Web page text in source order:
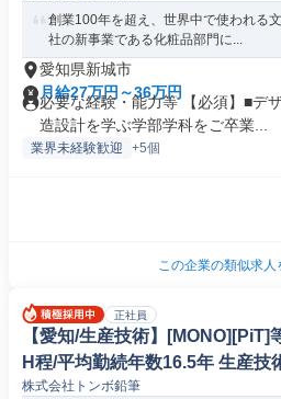
創業100年を超え、世界中で使われる
社の新事業である化粧品部門に...
愛知県新城市
月給27万円～36万円
必要な経験・能力等 【必須】■デ
造設計を学ぶ学部学科をご卒業...
業界未経験歓迎 +5個
この企業の類似求人
正社員
【愛知/生産技術】[MONO][PiT]
H程/平均勤続年数16.5年 生産技
ア)
株式会社トンボ鉛筆